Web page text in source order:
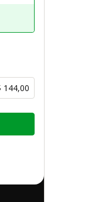
144,00